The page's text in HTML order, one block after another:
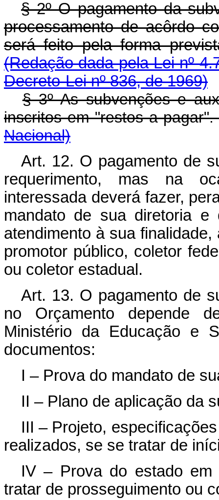
§ 2º O pagamento da
processamento de acôrdo
será feito pela forma
(Redação dada pela Lei nº
Decreto-Lei nº 836, de 1969)
§ 3º As subvenções e
inscritos em "restos a
Nacional)
Art. 12. O pagamento de
requerimento, mas na
interessada deverá fazer,
mandato de sua diretoria e
atendimento à sua
promotor público, coletor
ou coletor estadual.
Art. 13. O pagamento de
no Orçamento depende
Ministério da Educação e
documentos:
I – Prova do mandato de
II – Plano de aplicação da
III – Projeto,
realizados, se se tratar de
IV – Prova do estado
tratar de prosseguimento ou